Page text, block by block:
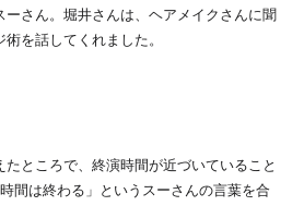
ーさん。堀井さんは、ヘアメイクさんに聞
を話してくれました。
ところで、終演時間が近づいていること
間は終わる」というスーさんの言葉を合